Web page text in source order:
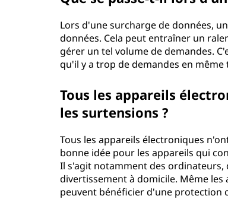
Lors d'une surcharge de données,
données. Cela peut entraîner un
gérer un tel volume de demandes.
qu'il y a trop de demandes en même
Tous les appareils
les surtensions ?
Tous les appareils électroniques
bonne idée pour les appareils qui
Il s'agit notamment des ordinateurs,
divertissement à domicile. Même
peuvent bénéficier d'une protection